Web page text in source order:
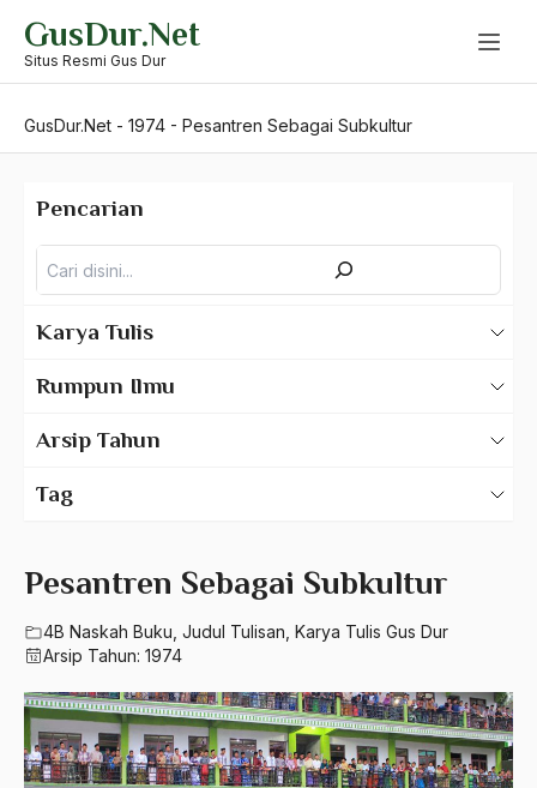
content
GusDur.Net
Situs Resmi Gus Dur
GusDur.Net - 1974 - Pesantren Sebagai Subkultur
Pesantren Sebagai Subkultur
4B Naskah Buku Judul Tulisan Karya Tulis Gus Dur
Arsip Tahun: 1974
Pencarian
Karya Tulis
Rumpun Ilmu
660 – Ilmu Seni, Desain dan Media
710 – Ilmu Pendidikan
900 – Rumpun Ilmu Lainnya
Arsip Tahun
2023
2021
2020
2019
Tag
A. Mukti Ali
A. Mustofa Bisri
A. Yani
A.A. Baramudi
A.A. Navis